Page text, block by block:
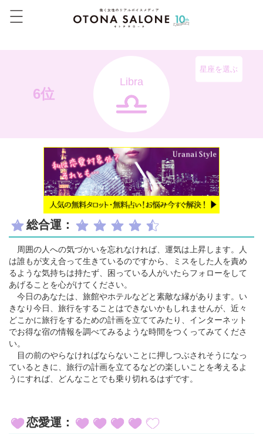
6位
Libra
星座を選ぶ
総合運：
周囲の人への気づかいを忘れなければ、運気は上昇します。人
は誰もが支え合って生きているのですから、ミスをした人を責め
るような気持ちは持たず、困っている人がいたらフォローをして
あげることを心がけてください。
今日のあなたは、旅館やホテルなどと素敵な縁があります。い
きなり今日、旅行をすることはできないかもしれませんが、近々
どこかに旅行をするための計画を立ててみたり、インターネット
でお得な宿の情報を調べてみるような時間をつくってみてくださ
い。
目の前のやらなければならないことに押しつぶされそうになっ
ているときに、旅行の計画を立てるなどの楽しいことを考えるよ
うにすれば、どんなことでも乗り切れるはずです。
恋愛運：